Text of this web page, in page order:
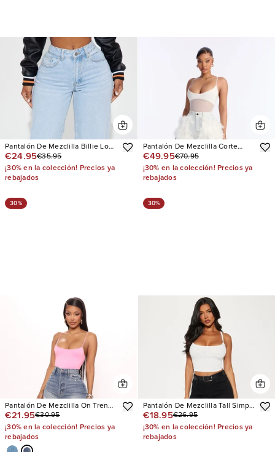
Pantalón De Mezclilla Billie Low
Slung Straight Leg Non Stretch
€24.95€35.95
¡30% en la colección! Precios ya
rebajados
Pantalón De Mezclilla Corte
Recto Flock Together
€49.95€70.95
¡30% en la colección! Precios ya
rebajados
30%
Pantalón De Mezclilla On Trend
90's Baggy
€21.95€30.95
¡30% en la colección! Precios ya
rebajados
30%
Pantalón De Mezclilla Tall Simply
Basic Stretch Straight
€18.95€26.95
¡30% en la colección! Precios ya
rebajados